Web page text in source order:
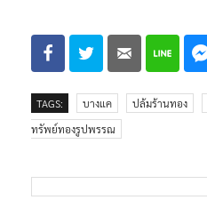
TAGS: บางแค ปล้มร้านทอง
ทรัพย์ทองรูปพรรณ